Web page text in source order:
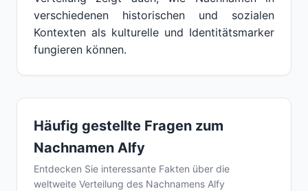
verschiedenen historischen und sozialen
Kontexten als kulturelle und Identitätsmarker
fungieren können.
Häufig gestellte Fragen zum
Nachnamen Alfy
Entdecken Sie interessante Fakten über die
weltweite Verteilung des Nachnamens Alfy